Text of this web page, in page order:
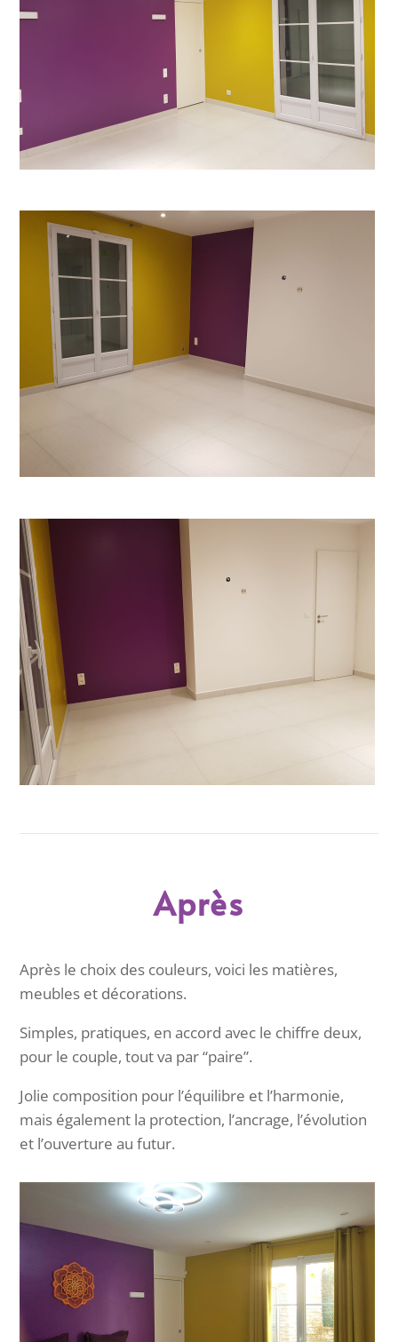
Après
Après le choix des couleurs, voici les matières,
meubles et décorations.
Simples, pratiques, en accord avec le chiffre deux,
pour le couple, tout va par “paire”.
Jolie composition pour l’équilibre et l’harmonie,
mais également la protection, l’ancrage, l’évolution
et l’ouverture au futur.